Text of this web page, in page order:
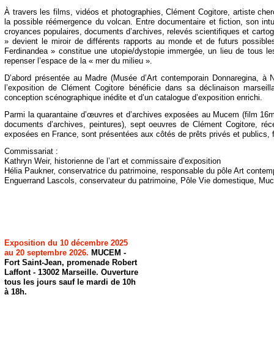
À travers les films, vidéos et photographies, Clément Cogitore, artiste
la possible réémergence du volcan. Entre documentaire et fiction, son
croyances populaires, documents d’archives, relevés scientifiques et
» devient le miroir de différents rapports au monde et de futurs
Ferdinandea » constitue une utopie/dystopie immergée, un lieu de tous
repenser l’espace de la « mer du milieu ».
D’abord présentée au Madre (Musée d’Art contemporain Donnaregina,
l’exposition de Clément Cogitore bénéficie dans sa déclinaison
conception scénographique inédite et d’un catalogue d’exposition enrichi.
Parmi la quarantaine d’œuvres et d’archives exposées au Mucem (film
documents d’archives, peintures), sept oeuvres de Clément Cogitore,
exposées en France, sont présentées aux côtés de prêts privés et publics,
Commissariat :
Kathryn Weir, historienne de l’art et commissaire d’exposition
Hélia Paukner, conservatrice du patrimoine, responsable du pôle Art
Enguerrand Lascols, conservateur du patrimoine, Pôle Vie domestique,
Exposition du 10 décembre 2025
au 20 septembre 2026. MUCEM -
Fort Saint-Jean, promenade Robert
Laffont - 13002 Marseille. Ouverture
tous les jours sauf le mardi de 10h
à 18h.